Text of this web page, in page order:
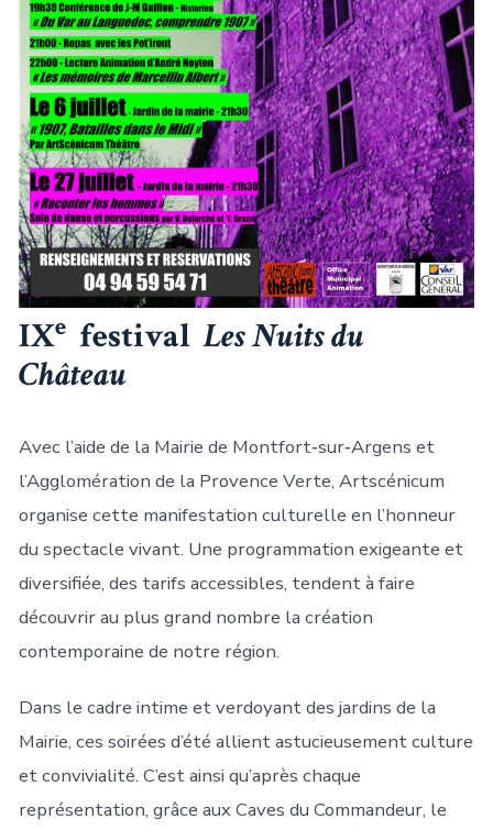
IXe festivalLes Nuits du
Château
Avec l’aide de la Mairie de Montfort‑sur‑Argens et
l’Agglomération de la Provence Verte, Artscénicum
organise cette manifestation culturelle en l’honneur
du spectacle vivant. Une programmation exigeante et
diversifiée, des tarifs accessibles, tendent à faire
découvrir au plus grand nombre la création
contemporaine de notre région.
Dans le cadre intime et verdoyant des jardins de la
Mairie, ces soirées d’été allient astucieusement culture
et convivialité. C’est ainsi qu’après chaque
représentation, grâce aux Caves du Commandeur, le